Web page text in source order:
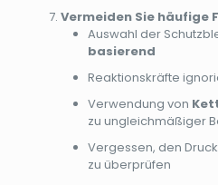
Vermeiden Sie häufige
Auswahl der
basierend
Reaktionskräfte
Verwendung von
zu ungleichmäßiger
Vergessen, den
zu überprüfen